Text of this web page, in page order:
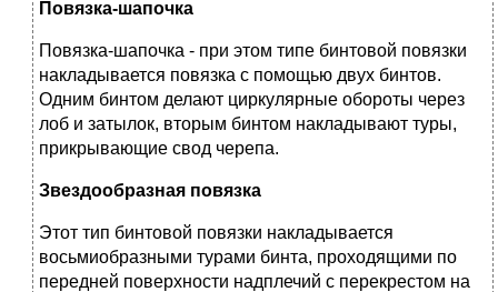
Повязка-шапочка
Повязка-шапочка - при этом типе бинтовой повязки
накладывается повязка с помощью двух бинтов.
Одним бинтом делают циркулярные обороты через
лоб и затылок, вторым бинтом накладывают туры,
прикрывающие свод черепа.
Звездообразная повязка
Этот тип бинтовой повязки накладывается
восьмиобразными турами бинта, проходящими по
передней поверхности надплечий с перекрестом на